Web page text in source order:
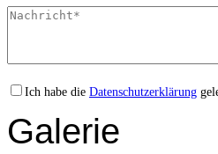
Ich habe die Datenschutzerklärung
Galerie